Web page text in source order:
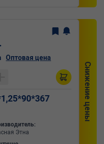
Снижение цены
Этна
Оптовая цена